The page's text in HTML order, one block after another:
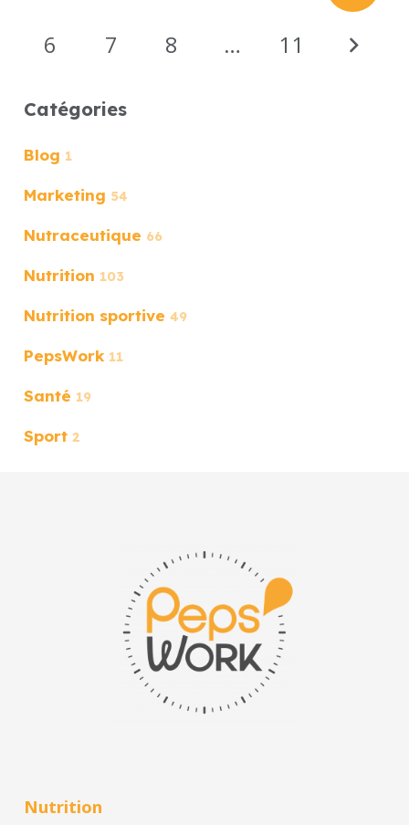
6 7 8 … 11
Catégories
Blog 1
Marketing 54
Nutraceutique 66
Nutrition 103
Nutrition sportive 49
PepsWork 11
Santé 19
Sport 2
Nutrition